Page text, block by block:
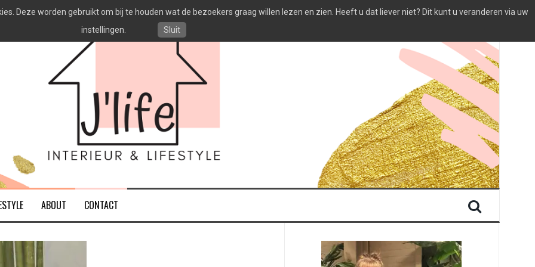
ABOUT CONTACT
Deze worden gebruikt om bij te houden wat de bezoekers graag willen lezen en zien. Heeft u dat liever niet? Dit kunt u veranderen via uw
instellingen.
Sluit